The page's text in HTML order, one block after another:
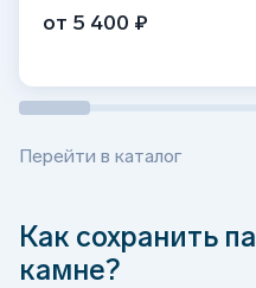
ВХО-035
от 5 400 ₽
Перейти в каталог
Как сохранить
камне?